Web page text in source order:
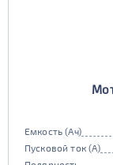
Емкость (Ач)
Пусковой ток (А)